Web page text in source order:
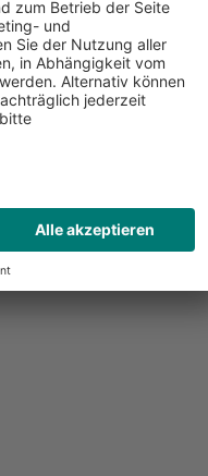
Sie haben Fragen,
Buchung?